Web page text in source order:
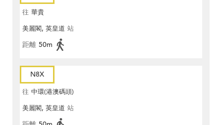
往 華貴
美麗閣, 英皇道 站
距離 50m
N8X
往 中環(港澳碼頭)
美麗閣, 英皇道 站